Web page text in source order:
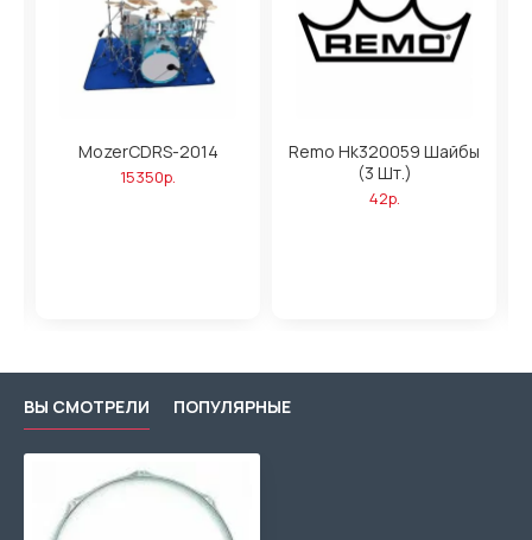
MozerCDRS-2014
15350р.
Remo Hk320059 Шайбы
(3 Шт.)
42р.
ВЫ СМОТРЕЛИ ПОПУЛЯРНЫЕ